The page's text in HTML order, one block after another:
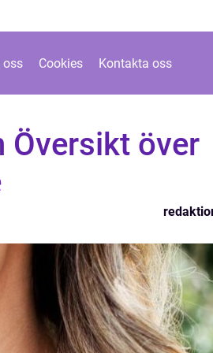
oss Cookies Kontakta oss
Översikt över